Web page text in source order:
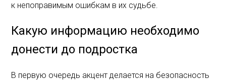
к непоправимым ошибкам в их судьбе.
Какую информацию необходимо
донести до подростка
В первую очередь акцент делается на безопасность